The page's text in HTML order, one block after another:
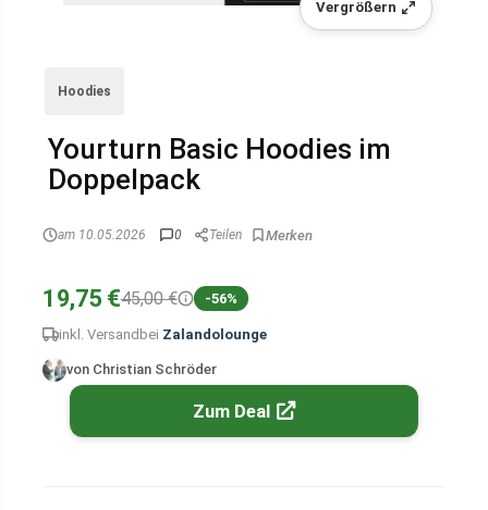
Vergrößern
Hoodies
Yourturn Basic Hoodies im
Doppelpack
am 10.05.2026 0 Teilen
19,75 €45,00 € -56%
inkl. Versand bei Zalandolounge
von Christian Schröder
Zum Deal